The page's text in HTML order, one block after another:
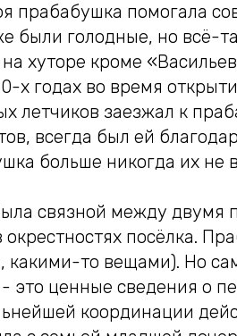
прабабушка помогала
были голодные, но всё-
хуторе кроме
х годах во время
летчиков заезжал к
всегда был ей
больше никогда их не
связной между двумя
посёлка.
какими-то вещами). Но
это ценные сведения о
координации